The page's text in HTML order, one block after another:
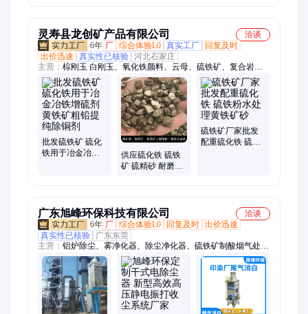
灵寿县龙创矿产品有限公司
洽谈
6年 厂 综合体验L0 真实工厂
回复及时
出价迅速
真实性已核验 河北石家庄
主营： 棕刚玉 白刚玉、氧化铁颜料、云母、硫铁矿、复合岩
片、金刚砂耐磨地坪材料、鹅卵石雨花石、金刚砂、夜光石、免
洗树脂水洗石开通即、棕刚玉砂 微粉、硫化铁、煅烧彩砂、石
英砂、硅微粉 石英粉、碳酸钙、玻璃微珠、海泡石纤维、玻璃
微粉、树脂砂 悬浮砂、反射隔热粉、碳粉、负氧离子液
批发硫铁矿 硫化
铁用于冶金冶铁
供应硫化铁 硫铁
矿 硫精砂 耐磨地
硫铁矿厂家批发
配重硫化铁 硫铁
广东旭峰环保科技有限公司
洽谈
6年 厂 综合体验L0 回复及时 出价迅速
真实性已核验
广东东莞
主营： 铝炉除尘、雾净化器、除尘净化器、硫铁矿制酸烟气处
理、车间除尘器、耐腐蚀静电、炉烟尘处理、湿电除尘器、静电
除尘器、粉尘除尘器、窑炉除尘器、锅炉除尘器、玻璃厂除尘
器、湿式电除尘器、黄金提炼酸雾、酸雾废气处理、精炼炉除尘
器、高压静电油烟、油烟净化设备、工业烟尘处理、酸雾处理设
备、烟气治理设备、酸雾净化设备、高频高压静电、工业铸造废